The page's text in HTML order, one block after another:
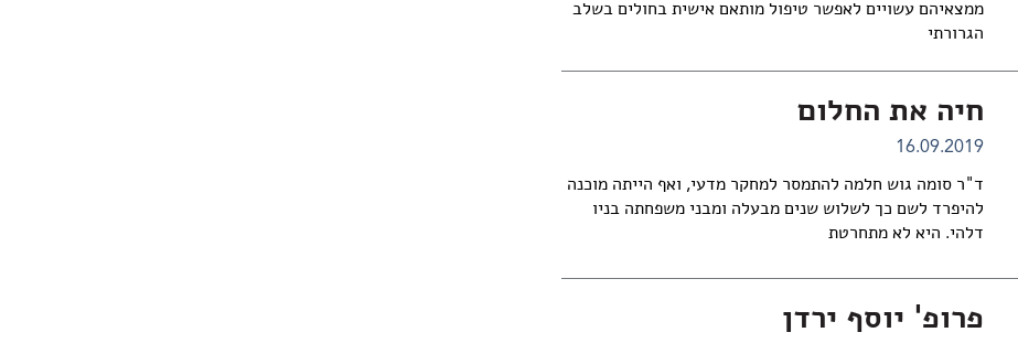
ממצאיהם עשויים לאפשר טיפול מותאם אישית בחולים בשלב
הגרורתי
חיה את החלום
16.09.2019
ד"ר סומה גוש חלמה להתמסר למחקר מדעי, ואף הייתה מוכנה
להיפרד לשם כך לשלוש שנים מבעלה ומבני משפחתה בניו
דלהי. היא לא מתחרטת
פרופ' יוסף ירדן